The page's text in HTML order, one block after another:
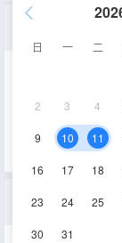
日 一 二
2 3 4
9 10 11
16 17 18
23 24 25
30 31